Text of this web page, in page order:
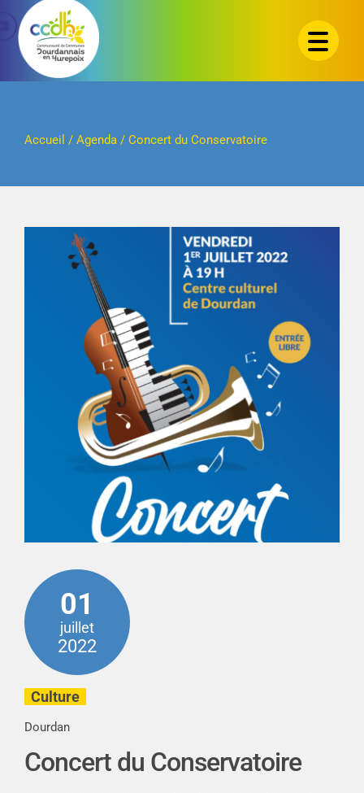
Passer
contenu
Accueil / Agenda/ Concert du Conservatoire
01
juillet
2022
Culture
Dourdan
Concert du Conservatoire